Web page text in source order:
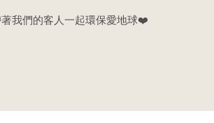
我們的客人一起環保愛地球❤️